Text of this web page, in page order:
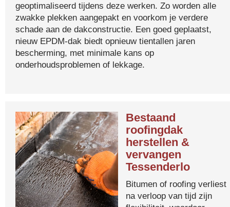
geoptimaliseerd tijdens deze werken. Zo worden alle
zwakke plekken aangepakt en voorkom je verdere
schade aan de dakconstructie. Een goed geplaatst,
nieuw EPDM-dak biedt opnieuw tientallen jaren
bescherming, met minimale kans op
onderhoudsproblemen of lekkage.
Bestaand
roofingdak
herstellen &
vervangen
Tessenderlo
Bitumen of roofing verliest
na verloop van tijd zijn